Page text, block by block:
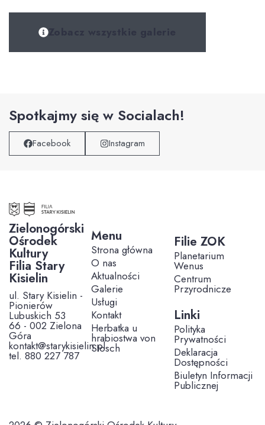
Spotkajmy się w Socialach!
Facebook Instagram
Zielonogórski
Ośrodek
Kultury
Filia Stary
Kisielin
ul. Stary Kisielin -
Pionierów
Lubuskich 53
66 - 002 Zielona
Góra
kontakt@starykisielin.pl
tel. 880 227 787
Menu
Strona główna
O nas
Aktualności
Galerie
Usługi
Kontakt
Herbatka u
hrabiostwa von
Stosch
Filie ZOK
Planetarium
Wenus
Centrum
Przyrodnicze
Linki
Polityka
Prywatności
Deklaracja
Dostępności
Biuletyn Informacji
Publicznej